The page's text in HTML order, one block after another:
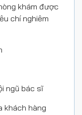
khám được
chí nghiêm
ngũ bác sĩ
khách hàng